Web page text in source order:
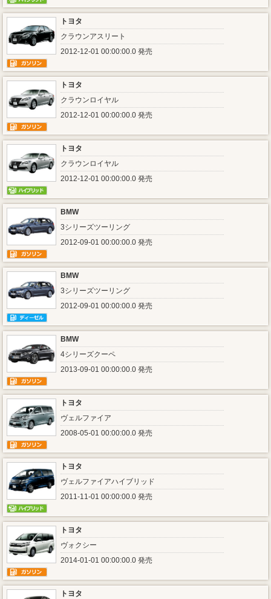
トヨタ
クラウンアスリート
2012-12-01 00:00:00.0 発売
トヨタ
クラウンロイヤル
2012-12-01 00:00:00.0 発売
トヨタ
クラウンロイヤル
2012-12-01 00:00:00.0 発売
BMW
3シリーズツーリング
2012-09-01 00:00:00.0 発売
BMW
3シリーズツーリング
2012-09-01 00:00:00.0 発売
BMW
4シリーズクーペ
2013-09-01 00:00:00.0 発売
トヨタ
ヴェルファイア
2008-05-01 00:00:00.0 発売
トヨタ
ヴェルファイアハイブリッド
2011-11-01 00:00:00.0 発売
トヨタ
ヴォクシー
2014-01-01 00:00:00.0 発売
トヨタ